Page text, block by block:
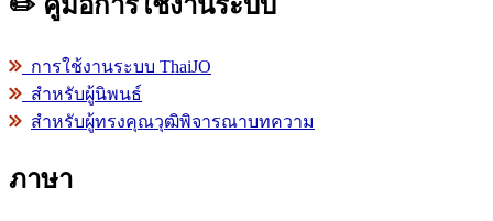
✏️ คู่มือการใช้งานระบบ
การใช้งานระบบ ThaiJO
สำหรับผู้นิพนธ์
สำหรับผู้ทรงคุณวุฒิพิจารณาบทความ
ภาษา